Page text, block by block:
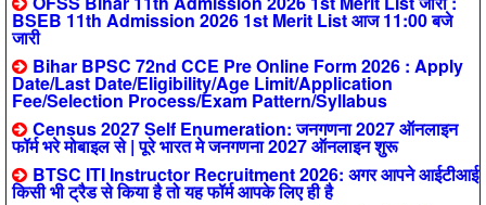
BSEB 11th Admission 2026 1st Merit List आज 11:00 बजे
जारी
Bihar BPSC 72nd CCE Pre Online Form 2026 : Apply
Date/Last Date/Eligibility/Age Limit/Application
Fee/Selection Process/Exam Pattern/Syllabus
Census 2027 Self Enumeration: जनगणना 2027 ऑनलाइन
फॉर्म भरे मोबाइल से | पूरे भारत मे जनगणना 2027 ऑनलाइन शुरू
BTSC ITI Instructor Recruitment 2026: अगर आपने आईटीआई
किसी भी ट्रैड से किया है तो यह फॉर्म आपके लिए ही है